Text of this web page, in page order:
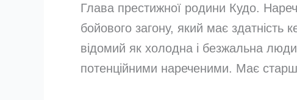
Глава престижної родини Кудо.
бойового загону, який має здатність
відомий як холодна і безжальна
потенційними нареченими. Має